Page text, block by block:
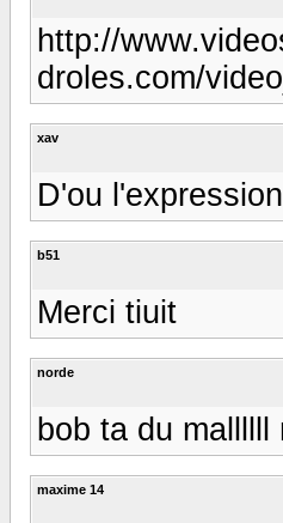
http://
droles.com/
xav
D'ou
b51
Merci tiuit
norde
bob ta du mallllll
maxime 14